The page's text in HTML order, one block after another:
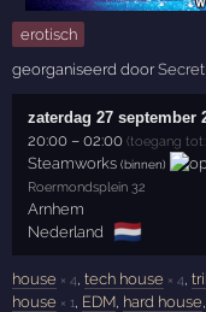
erotisch
georganiseerd door
zaterdag 27 september
20:00 –02:00(toegang tot:
Steamworks (binnen)
Roermondsplein 32
Arnhem
Nederland
🇳🇱
house × 4 ,tech house × 4 ,
house × 1 EDM hard house